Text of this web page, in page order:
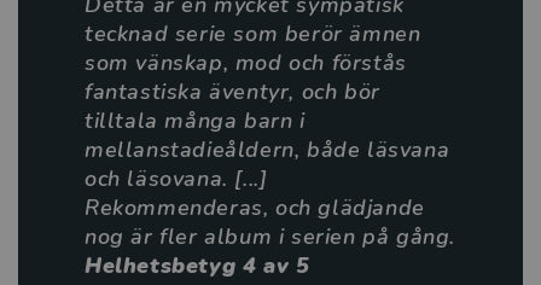
skickligt text och bild. Handlingen och spänningen
byggs upp genom effektfulla växlingar i scener,
bildbeskärning och perspektiv. Ordlösa sekvenser
avlöser sekvenser med pratbubblor och visar att
Sandnes litar både på läsarens och bildens förmåga
att förmedla berättelsen. Det maritima motivet
framhävs genom den konsekventa användningen av
gröna och blå toner och enkla bakgrunder vilket
sätter fokus på karaktärerna och deras handling.
tecknad serie som berör ämnen
som vänskap, mod och förstås
fantastiska äventyr, och bör
tilltala många barn i
mellanstadieåldern, både läsvana
och läsovana. [...]
Rekommenderas, och glädjande
nog är fler album i serien på gång.
Helhetsbetyg 4 av 5